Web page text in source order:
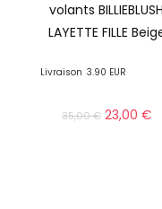
volants BILLIEBLUSH
LAYETTE FILLE
Livraison 3.90 EUR
35,00€ 23,00 €